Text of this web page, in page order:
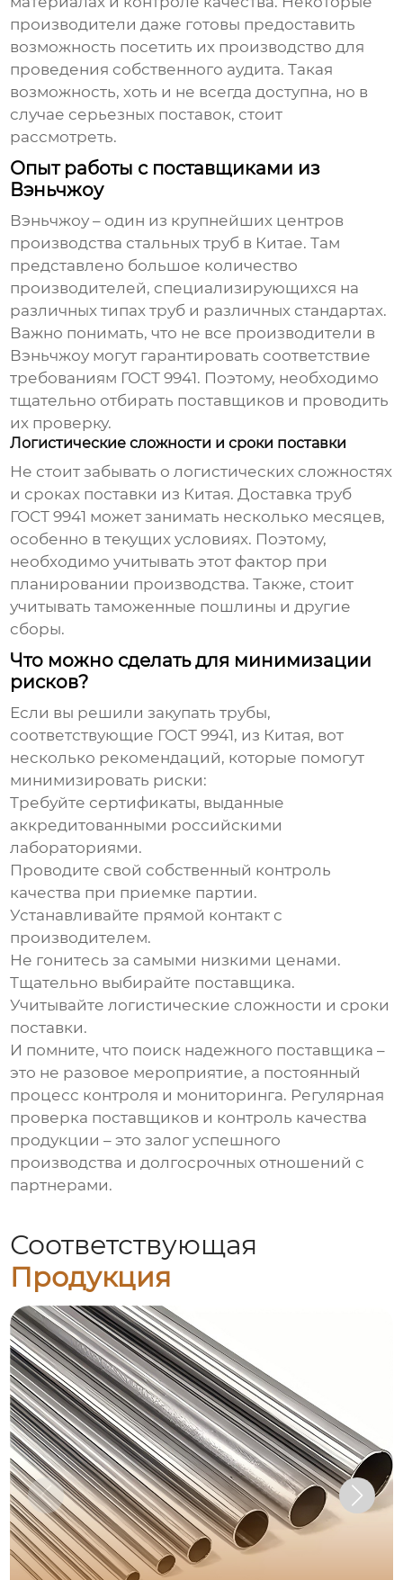
производители даже готовы предоставить
возможность посетить их производство для
проведения собственного аудита. Такая
возможность, хоть и не всегда доступна, но в
случае серьезных поставок, стоит
рассмотреть.
Опыт работы с поставщиками из
Вэньчжоу
Вэньчжоу – один из крупнейших центров
производства стальных труб в Китае. Там
представлено большое количество
производителей, специализирующихся на
различных типах труб и различных стандартах.
Важно понимать, что не все производители в
Вэньчжоу могут гарантировать соответствие
требованиям ГОСТ 9941. Поэтому, необходимо
тщательно отбирать поставщиков и проводить
их проверку.
Логистические сложности и сроки поставки
Не стоит забывать о логистических сложностях
и сроках поставки из Китая. Доставкатруб
ГОСТ 9941 может занимать несколько месяцев,
особенно в текущих условиях. Поэтому,
необходимо учитывать этот фактор при
планировании производства. Также, стоит
учитывать таможенные пошлины и другие
сборы.
Что можно сделать для минимизации
рисков?
Если вы решили закупатьтрубы,
соответствующие ГОСТ 9941, из Китая, вот
несколько рекомендаций, которые помогут
минимизировать риски:
Требуйте сертификаты, выданные
аккредитованными российскими
лабораториями.
Проводите свой собственный контроль
качества при приемке партии.
Устанавливайте прямой контакт с
производителем.
Не гонитесь за самыми низкими ценами.
Тщательно выбирайте поставщика.
Учитывайте логистические сложности и сроки
поставки.
И помните, что поиск надежного поставщика –
это не разовое мероприятие, а постоянный
процесс контроля и мониторинга. Регулярная
проверка поставщиков и контроль качества
продукции – это залог успешного
производства и долгосрочных отношений с
партнерами.
Соответствующая
Продукция